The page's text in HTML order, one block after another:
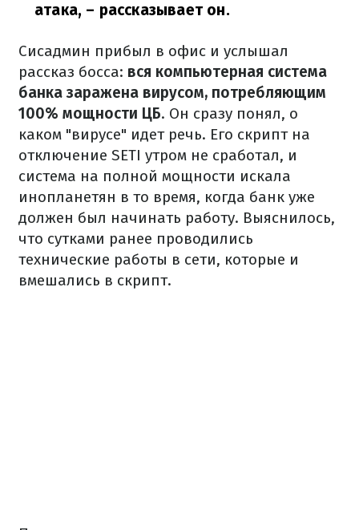
атака, – рассказывает он.
Сисадмин прибыл в офис и услышал
рассказ босса: вся компьютерная система
банка заражена вирусом, потребляющим
100% мощности ЦБ. Он сразу понял, о
каком "вирусе" идет речь. Его скрипт на
отключение SETI утром не сработал, и
система на полной мощности искала
инопланетян в то время, когда банк уже
должен был начинать работу. Выяснилось,
что сутками ранее проводились
технические работы в сети, которые и
вмешались в скрипт.